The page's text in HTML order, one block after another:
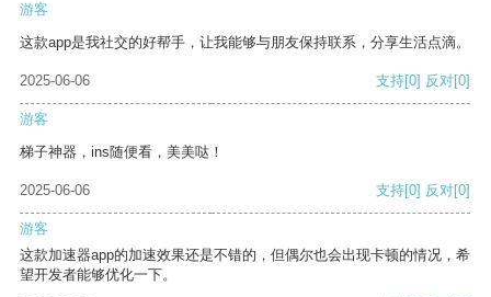
游客
这款app是我社交的好帮手，让我能够与朋友保持联系，分享生活点滴。
2025-06-06 支持[0] 反对[0]
游客
梯子神器，ins随便看，美美哒！
2025-06-06 支持[0] 反对[0]
游客
这款加速器app的加速效果还是不错的，但偶尔也会出现卡顿的情况，希
望开发者能够优化一下。